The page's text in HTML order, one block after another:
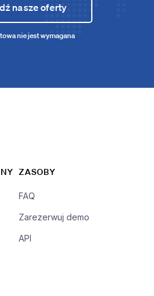
nasze oferty
nie jest wymagana
ZASOBY
FAQ
Zarezerwuj demo
API